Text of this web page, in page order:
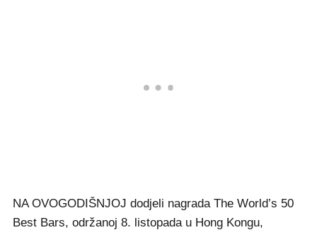
NA OVOGODIŠNJOJ dodjeli nagrada The World’s 50
Best Bars, održanoj 8. listopada u Hong Kongu,